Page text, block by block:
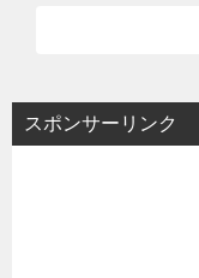
ョ
ン
スポンサーリンク